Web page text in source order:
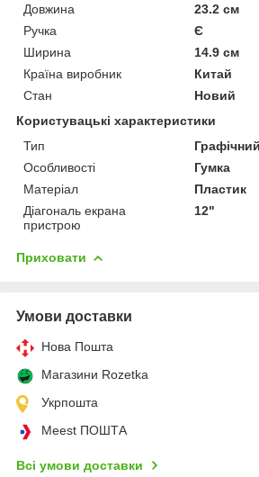
Довжина
23.2 см
Ручка
Є
Ширина
14.9 см
Країна виробник
Китай
Стан
Новий
Користувацькi характеристики
Тип
Особливості
Гумка
Матеріал
Пластик
Діагональ екрана
пристрою
12"
Приховати
Умови доставки
Нова Пошта
Магазини Rozetka
Укрпошта
Meest ПОШТА
Всі умови доставки